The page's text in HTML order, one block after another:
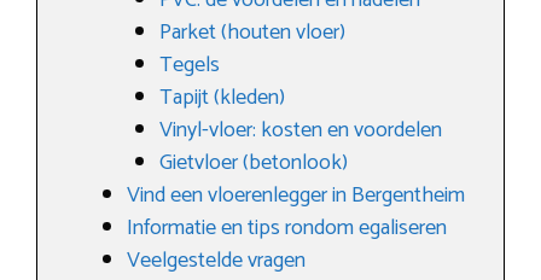
Parket (houten vloer)
Tegels
Tapijt (kleden)
Vinyl-vloer: kosten en voordelen
Gietvloer (betonlook)
Vind een vloerenlegger in Bergentheim
Informatie en tips rondom egaliseren
Veelgestelde vragen